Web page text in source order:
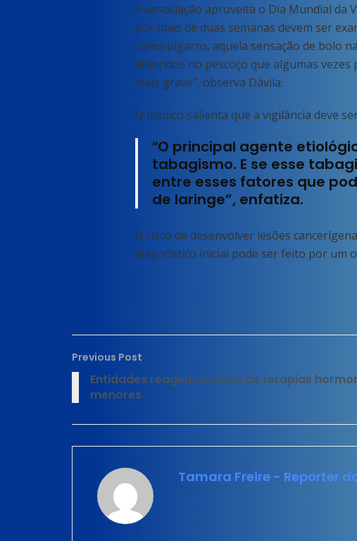
A associação aproveita o Dia Mundial
por mais de duas semanas devem ser
como pigarro, aquela sensação de bolo
doloridos no pescoço que algumas
mais grave”, observa Dávila.
O médico salienta que a vigilância deve
“O principal agente
tabagismo. E se esse
entre esses fatores que
de laringe”, enfatiza.
O risco de desenvolver lesões
diagnóstico inicial pode ser feito por um
Previous Post
Entidades reagem a vetos de terapias
menores
Tamara Freire - Reporter